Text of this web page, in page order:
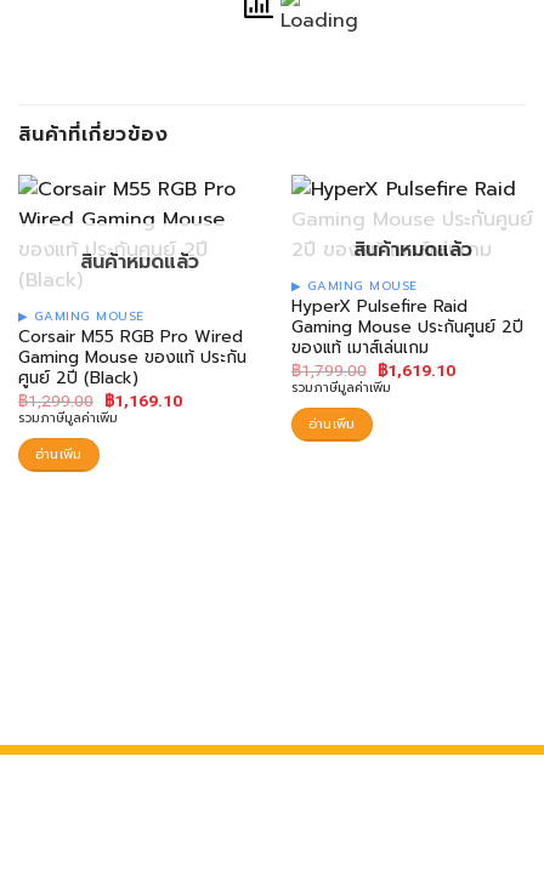
สินค้าที่เกี่ยวข้อง
สินค้าหมดแล้ว
GAMING MOUSE
Corsair M55 RGB Pro Wired
Gaming Mouse ของแท้ ประกัน
ศูนย์ 2ปี (Black)
฿1,299.00 ฿1,169.10
รวมภาษีมูลค่าเพิ่ม
อ่านเพิ่ม
สินค้าหมดแล้ว
GAMING MOUSE
HyperX Pulsefire Raid
Gaming Mouse ประกันศูนย์ 2ปี
ของแท้ เมาส์เล่นเกม
฿1,799.00 ฿1,619.10
รวมภาษีมูลค่าเพิ่ม
อ่านเพิ่ม